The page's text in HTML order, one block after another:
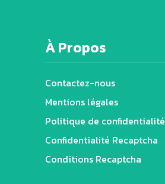
À Propos
Contactez-nous
Mentions légales
Politique de confidentialité
Confidentialité Recaptcha
Conditions Recaptcha